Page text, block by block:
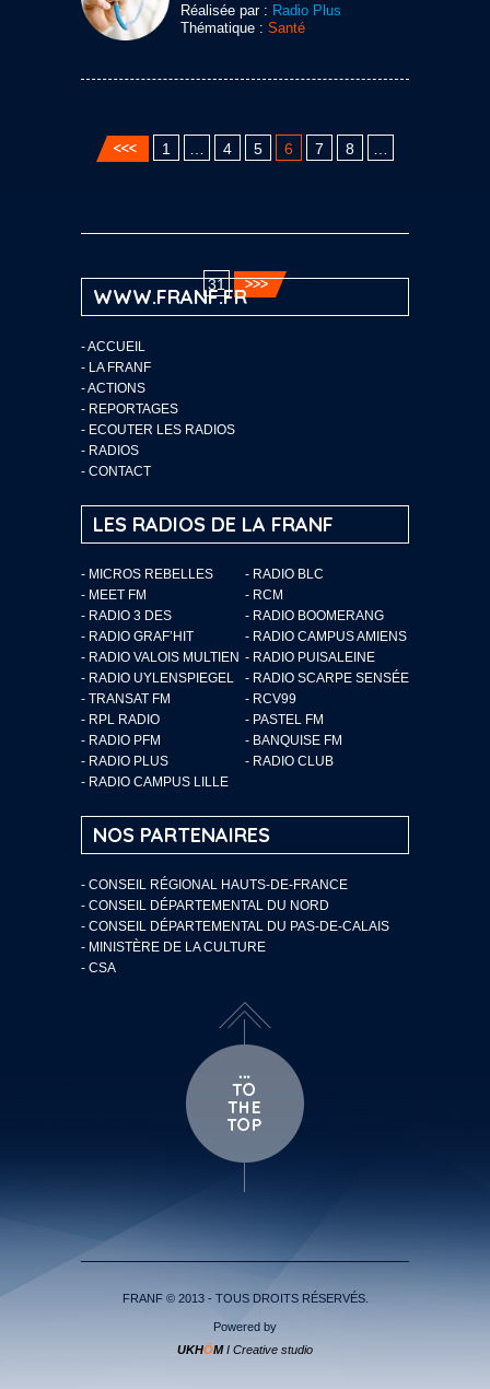
Réalisée par : Radio Plus
Thématique : Santé
1 4 5 6 7 8
31
WWW.FRANF.FR
-ACCUEIL
- LA FRANF
-ACTIONS
- REPORTAGES
- ECOUTER LES RADIOS
- RADIOS
- CONTACT
LES RADIOS DE LA FRANF
- MICROS REBELLES
- RADIO BLC
- MEET FM
- RCM
- RADIO 3 DES
- RADIO BOOMERANG
- RADIO GRAF’HIT
- RADIO CAMPUS AMIENS
- RADIO VALOIS MULTIEN - RADIO PUISALEINE
- RADIO UYLENSPIEGEL
- RADIO SCARPE SENSÉE
- TRANSAT FM
- RCV99
- RPL RADIO
- PASTEL FM
- RADIO PFM
- BANQUISE FM
- RADIO PLUS
- RADIO CLUB
- RADIO CAMPUS LILLE
NOS PARTENAIRES
- CONSEIL RÉGIONAL HAUTS-DE-FRANCE
- CONSEIL DÉPARTEMENTAL DU NORD
- CONSEIL DÉPARTEMENTAL DU PAS-DE-CALAIS
- MINISTÈRE DE LA CULTURE
- CSA
FRANF © 2013 - TOUS DROITS RÉSERVÉS.
Powered by
UKHÖMI Creative studio